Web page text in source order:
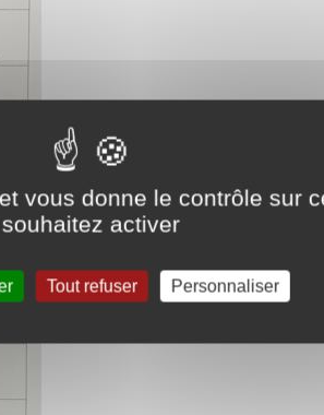
vous donne le contrôle sur
souhaitez activer
Tout refuser Personnaliser